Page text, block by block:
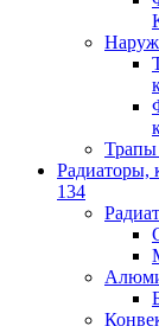
Трапы
Радиаторы,
134